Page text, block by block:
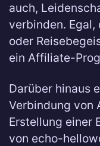
auch,
verbinden. Egal,
oder
ein Affiliate-
Darüber hinaus
Verbindung von
Erstellung einer
von echo-